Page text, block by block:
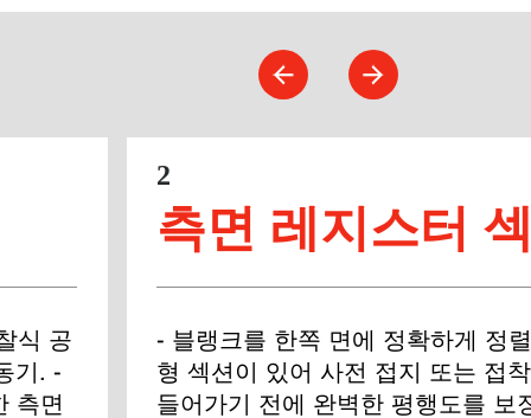
식 공
기. -
측면
2
측면 레지스터
- 블랭크를 한쪽 면에 정확하게 정
형 섹션이 있어 사전 접지 또는 접
들어가기 전에 완벽한 평행도를 보